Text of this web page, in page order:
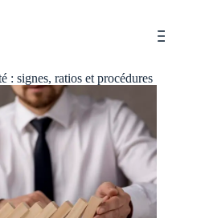
: signes, ratios et procédures